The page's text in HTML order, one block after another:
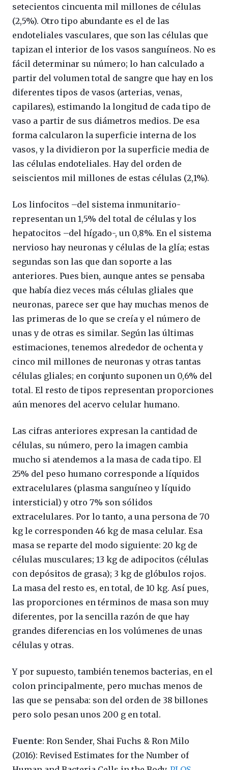
setecientos cincuenta mil millones de células
(2,5%). Otro tipo abundante es el de las
endoteliales vasculares, que son las células que
tapizan el interior de los vasos sanguíneos. No es
fácil determinar su número; lo han calculado a
partir del volumen total de sangre que hay en los
diferentes tipos de vasos (arterias, venas,
capilares), estimando la longitud de cada tipo de
vaso a partir de sus diámetros medios. De esa
forma calcularon la superficie interna de los
vasos, y la dividieron por la superficie media de
las células endoteliales. Hay del orden de
seiscientos mil millones de estas células (2,1%).
Los linfocitos –del sistema inmunitario-
representan un 1,5% del total de células y los
hepatocitos –del hígado-, un 0,8%. En el sistema
nervioso hay neuronas y células de la glía; estas
segundas son las que dan soporte a las
anteriores. Pues bien, aunque antes se pensaba
que había diez veces más células gliales que
neuronas, parece ser que hay muchas menos de
las primeras de lo que se creía y el número de
unas y de otras es similar. Según las últimas
estimaciones, tenemos alrededor de ochenta y
cinco mil millones de neuronas y otras tantas
células gliales; en conjunto suponen un 0,6% del
total. El resto de tipos representan proporciones
aún menores del acervo celular humano.
Las cifras anteriores expresan la cantidad de
células, su número, pero la imagen cambia
mucho si atendemos a la masa de cada tipo. El
25% del peso humano corresponde a líquidos
extracelulares (plasma sanguíneo y líquido
intersticial) y otro 7% son sólidos
extracelulares. Por lo tanto, a una persona de 70
kg le corresponden 46 kg de masa celular. Esa
masa se reparte del modo siguiente: 20 kg de
células musculares; 13 kg de adipocitos (células
con depósitos de grasa); 3 kg de glóbulos rojos.
La masa del resto es, en total, de 10 kg. Así pues,
las proporciones en términos de masa son muy
diferentes, por la sencilla razón de que hay
grandes diferencias en los volúmenes de unas
células y otras.
Y por supuesto, también tenemos bacterias, en el
colon principalmente, pero muchas menos de
las que se pensaba: son del orden de 38 billones
pero solo pesan unos 200 g en total.
Fuente: Ron Sender, Shai Fuchs & Ron Milo
(2016): Revised Estimates for the Number of